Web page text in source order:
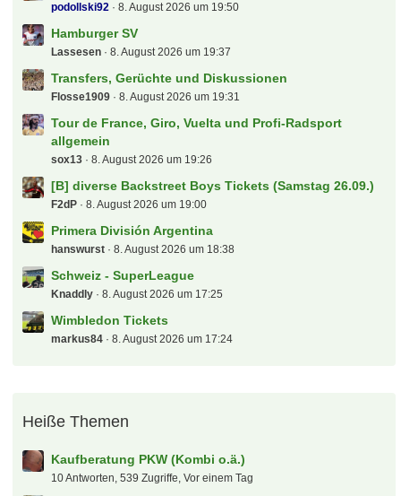
podollski92 8. August 2026 um 19:50
Hamburger SV
Lassesen 8. August 2026 um 19:37
Transfers, Gerüchte und Diskussionen
Flosse1909 8. August 2026 um 19:31
Tour de France, Giro, Vuelta und Profi-Radsport
allgemein
sox13 8. August 2026 um 19:26
[B] diverse Backstreet Boys Tickets (Samstag 26.09.)
F2dP 8. August 2026 um 19:00
Primera División Argentina
hanswurst 8. August 2026 um 18:38
Schweiz - SuperLeague
Knaddly 8. August 2026 um 17:25
Wimbledon Tickets
markus84 8. August 2026 um 17:24
Heiße Themen
Kaufberatung PKW (Kombi o.ä.)
10 Antworten, 539 Zugriffe, Vor einem Tag